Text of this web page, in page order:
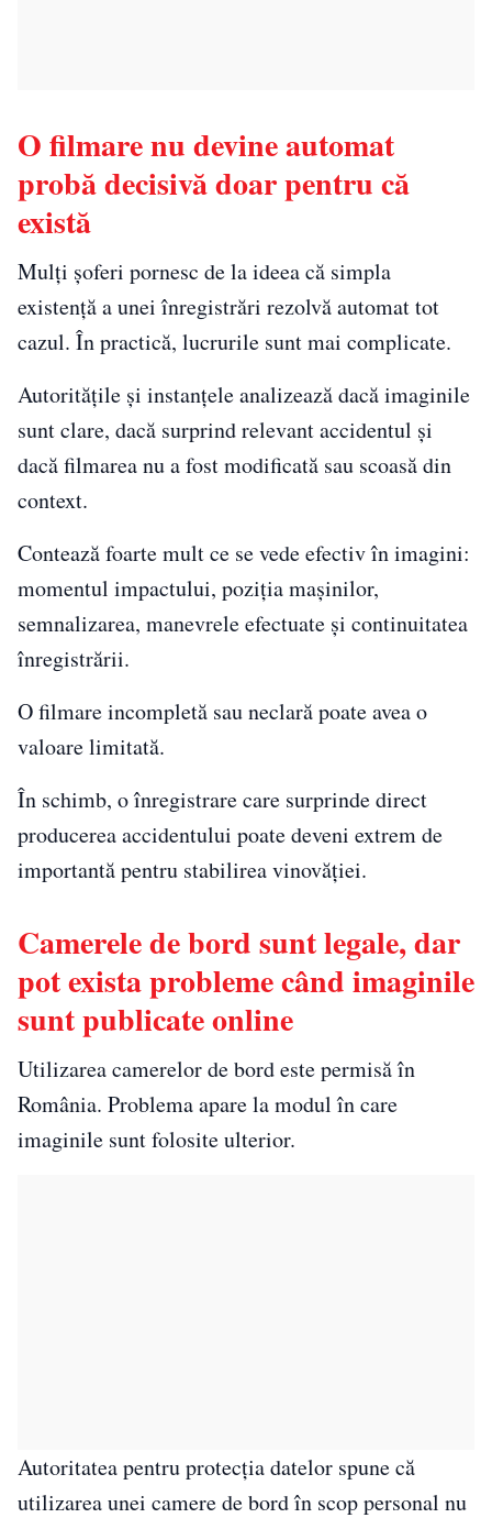
O filmare nu devine automat
probă decisivă doar pentru că
există
Mulți șoferi pornesc de la ideea că simpla
existență a unei înregistrări rezolvă automat tot
cazul. În practică, lucrurile sunt mai complicate.
Autoritățile și instanțele analizează dacă imaginile
sunt clare, dacă surprind relevant accidentul și
dacă filmarea nu a fost modificată sau scoasă din
context.
Contează foarte mult ce se vede efectiv în imagini:
momentul impactului, poziția mașinilor,
semnalizarea, manevrele efectuate și continuitatea
înregistrării.
O filmare incompletă sau neclară poate avea o
valoare limitată.
În schimb, o înregistrare care surprinde direct
producerea accidentului poate deveni extrem de
importantă pentru stabilirea vinovăției.
Camerele de bord sunt legale, dar
pot exista probleme când imaginile
sunt publicate online
Utilizarea camerelor de bord este permisă în
România. Problema apare la modul în care
imaginile sunt folosite ulterior.
Autoritatea pentru protecția datelor spune că
utilizarea unei camere de bord în scop personal nu